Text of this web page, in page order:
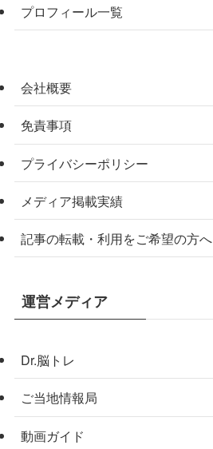
プロフィール一覧
会社概要
免責事項
プライバシーポリシー
メディア掲載実績
記事の転載・利用をご希望の方へ
運営メディア
Dr.脳トレ
ご当地情報局
動画ガイド